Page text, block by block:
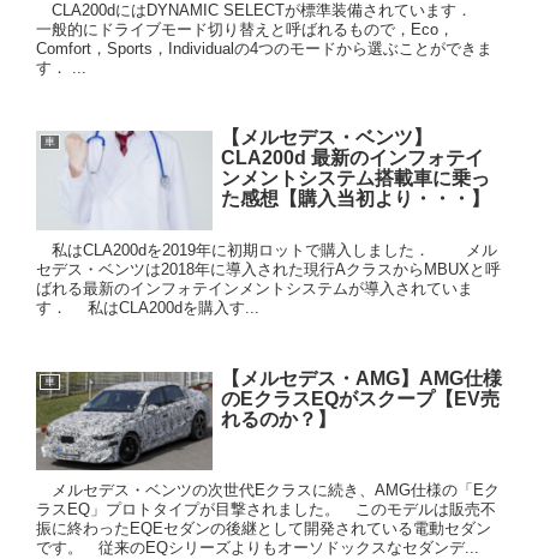
CLA200dにはDYNAMIC SELECTが標準装備されています．
一般的にドライブモード切り替えと呼ばれるもので，Eco，
Comfort，Sports，Individualの4つのモードから選ぶことができま
す． ...
車
【メルセデス・ベンツ】
CLA200d 最新のインフォテイ
ンメントシステム搭載車に乗っ
た感想【購入当初より・・・】
私はCLA200dを2019年に初期ロットで購入しました． メル
セデス・ベンツは2018年に導入された現行AクラスからMBUXと呼
ばれる最新のインフォテインメントシステムが導入されていま
す． 私はCLA200dを購入す...
車
【メルセデス・AMG】AMG仕様
のEクラスEQがスクープ【EV売
れるのか？】
メルセデス・ベンツの次世代Eクラスに続き、AMG仕様の「Eク
ラスEQ」プロトタイプが目撃されました。 このモデルは販売不
振に終わったEQEセダンの後継として開発されている電動セダン
です。 従来のEQシリーズよりもオーソドックスなセダンデ...